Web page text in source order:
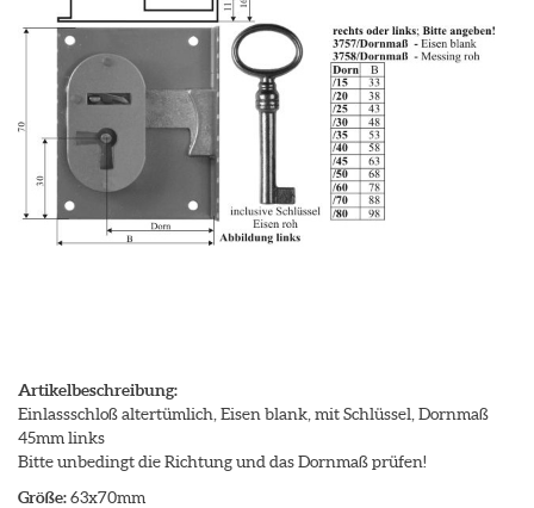
Artikelbeschreibung:
Einlassschloß altertümlich, Eisen blank, mit Schlüssel, Dornmaß
45mm links
Bitte unbedingt die Richtung und das Dornmaß prüfen!
Größe:63x70mm